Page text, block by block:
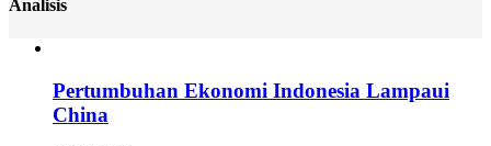
Analisis
Pertumbuhan Ekonomi Indonesia Lampaui
China